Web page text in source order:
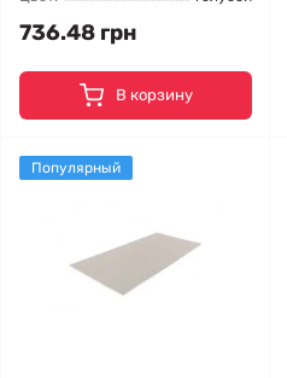
736.48 грн
В корзину
Популярный